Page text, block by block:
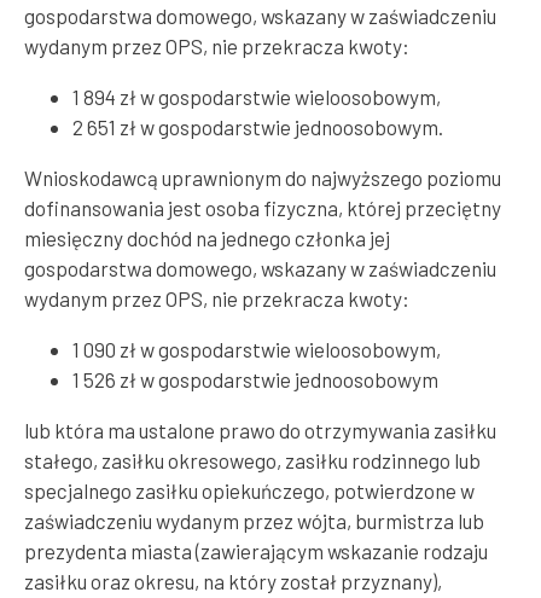
gospodarstwa domowego, wskazany w zaświadczeniu
wydanym przez OPS, nie przekracza kwoty:
1 894 zł w gospodarstwie wieloosobowym,
2 651 zł w gospodarstwie jednoosobowym.
Wnioskodawcą uprawnionym do najwyższego poziomu
dofinansowania jest osoba fizyczna, której przeciętny
miesięczny dochód na jednego członka jej
gospodarstwa domowego, wskazany w zaświadczeniu
wydanym przez OPS, nie przekracza kwoty:
1 090 zł w gospodarstwie wieloosobowym,
1 526 zł w gospodarstwie jednoosobowym
lub która ma ustalone prawo do otrzymywania zasiłku
stałego, zasiłku okresowego, zasiłku rodzinnego lub
specjalnego zasiłku opiekuńczego, potwierdzone w
zaświadczeniu wydanym przez wójta, burmistrza lub
prezydenta miasta (zawierającym wskazanie rodzaju
zasiłku oraz okresu, na który został przyznany),